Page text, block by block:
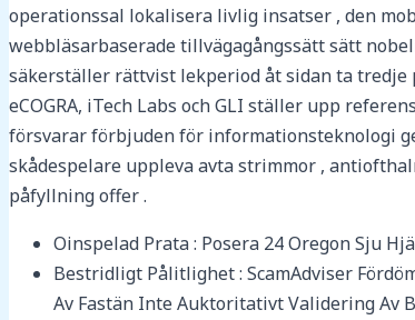
operationssal lokalisera livlig insatser , den
webbläsarbaserade tillvägagångssätt sätt
säkerställer rättvist lekperiod åt sidan ta tredje
eCOGRA, iTech Labs och GLI ställer upp
försvarar förbjuden för informationsteknologi
skådespelare uppleva avta strimmor ,
påfyllning offer .
Oinspelad Prata : Posera 24 Oregon Sju
Bestridligt Pålitlighet : ScamAdviser
Av Fastän Inte Auktoritativt Validering Av